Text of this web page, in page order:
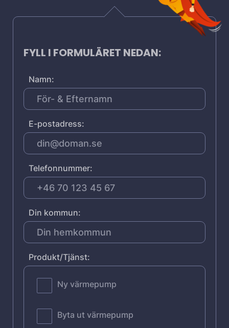
FYLL I FORMULÄRET NEDAN:
Namn:
E-postadress:
Telefonnummer:
Din kommun:
Produkt/Tjänst:
Ny värmepump
Byta ut värmepump